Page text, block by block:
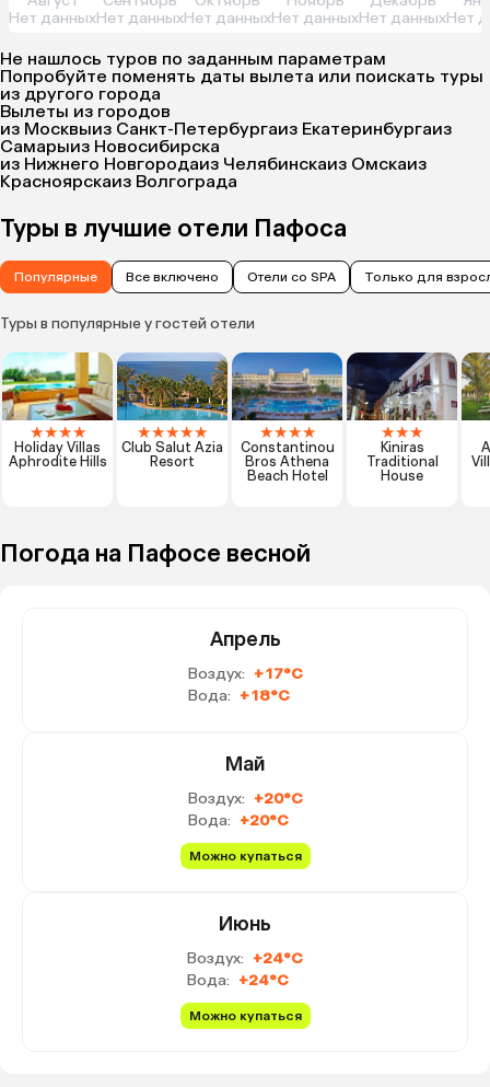
Нет данныхНет данныхНет данныхНет данныхНет данныхНет
Не нашлось туров по заданным параметрам
Попробуйте поменять даты вылета или поискать туры
из другого города
Вылеты из городов
из Москвыиз Санкт-Петербургаиз Екатеринбургаиз
Самарыиз Новосибирска
из Нижнего Новгородаиз Челябинскаиз Омскаиз
Красноярскаиз Волгограда
Туры в лучшие отели Пафоса
Популярные Все включено Отели со SPA Только для
Туры в популярные у гостей отели
★★★★
Holiday Villas
Aphrodite Hills
★★★★★
Club Salut Azia
Resort
★★★★
Constantinou
Bros Athena
Beach Hotel
★★★
Kiniras
Traditional
House
Погода на Пафосе весной
Апрель
Воздух: +17°C
Вода: +18°C
Май
Воздух: +20°C
Вода: +20°C
Можно купаться
Июнь
Воздух: +24°C
Вода: +24°C
Можно купаться